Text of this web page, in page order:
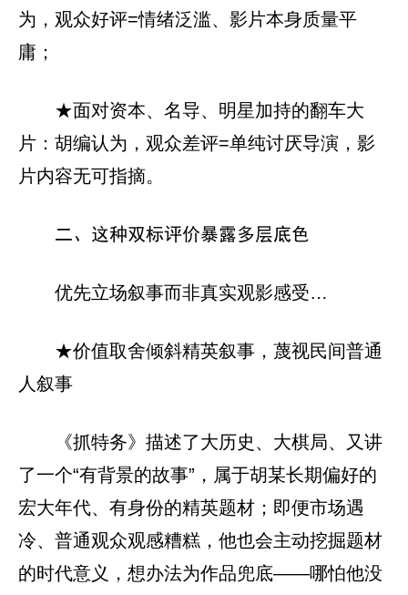
为，观众好评=情绪泛滥、影片本身质量平
庸；
★面对资本、名导、明星加持的翻车大
片：胡编认为，观众差评=单纯讨厌导演，影
片内容无可指摘。
二、这种双标评价暴露多层底色
优先立场叙事而非真实观影感受…
★价值取舍倾斜精英叙事，蔑视民间普通
人叙事
《抓特务》描述了大历史、大棋局、又讲
了一个“有背景的故事”，属于胡某长期偏好的
宏大年代、有身份的精英题材；即便市场遇
冷、普通观众观感糟糕，他也会主动挖掘题材
的时代意义，想办法为作品兜底——哪怕他没